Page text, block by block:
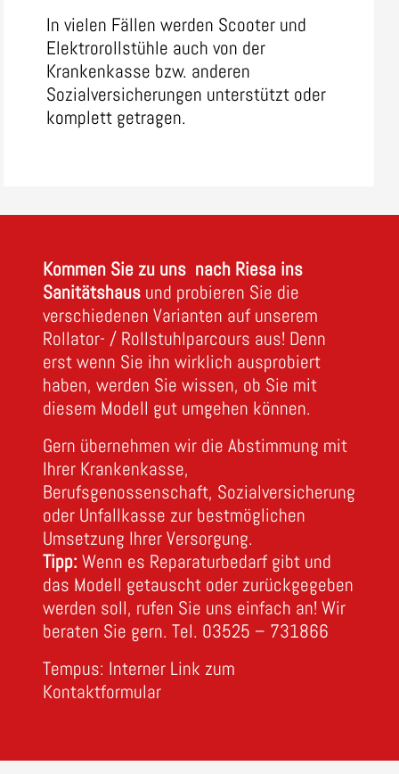
In vielen Fällen werden Scooter und
Elektrorollstühle auch von der
Krankenkasse bzw. anderen
Sozialversicherungen unterstützt oder
komplett getragen.
Kommen Sie zu uns nach Riesa ins
Sanitätshaus und probieren Sie die
verschiedenen Varianten auf unserem
Rollator- / Rollstuhlparcours aus! Denn
erst wenn Sie ihn wirklich ausprobiert
haben, werden Sie wissen, ob Sie mit
diesem Modell gut umgehen können.
Gern übernehmen wir die Abstimmung mit
Ihrer Krankenkasse,
Berufsgenossenschaft, Sozialversicherung
oder Unfallkasse zur bestmöglichen
Umsetzung Ihrer Versorgung.
Tipp: Wenn es Reparaturbedarf gibt und
das Modell getauscht oder zurückgegeben
werden soll, rufen Sie uns einfach an! Wir
beraten Sie gern. Tel. 03525 – 731866
Tempus: Interner Link zum
Kontaktformular